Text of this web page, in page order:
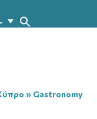
» Gastronomy